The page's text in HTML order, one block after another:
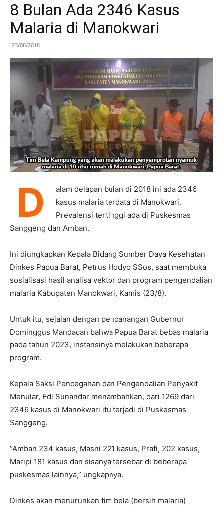
8 Bulan Ada 2346 Kasus
Malaria di Manokwari
23/08/2018
D
alam delapan bulan di 2018 ini ada 2346
kasus malaria terdata di Manokwari.
Prevalensi tertinggi ada di Puskesmas
Sanggeng dan Amban.
Ini diungkapkan Kepala Bidang Sumber Daya Kesehatan
Dinkes Papua Barat, Petrus Hodyo SSos, saat membuka
sosialisasi hasil analisa vektor dan program pengendalian
malaria Kabupaten Manokwari, Kamis (23/8).
Untuk itu, sejalan dengan pencanangan Gubernur
Dominggus Mandacan bahwa Papua Barat bebas malaria
pada tahun 2023, instansinya melakukan beberapa
program.
Kepala Saksi Pencegahan dan Pengendalian Penyakit
Menular, Edi Sunandar menambahkan, dari 1269 dari
2346 kasus di Manokwari itu terjadi di Puskesmas
Sanggeng.
“Amban 234 kasus, Masni 221 kasus, Prafi, 202 kasus,
Maripi 181 kasus dan sisanya tersebar di beberapa
puskesmas lainnya,” ungkapnya.
Dinkes akan menurunkan tim bela (bersih malaria)